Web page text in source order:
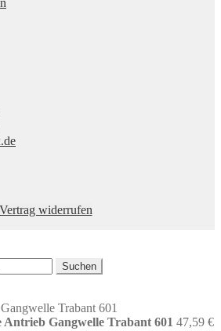
Vertrag widerrufen
Suchen
Antrieb Gangwelle Trabant 601 47,59 €